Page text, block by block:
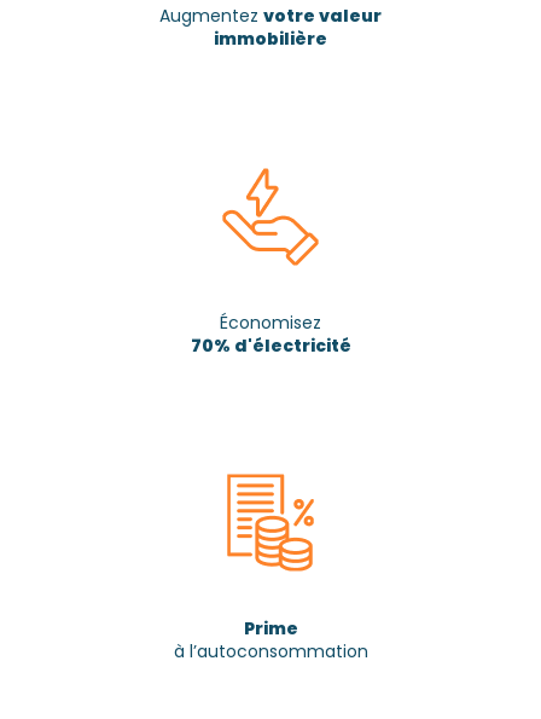
Augmentez votre valeur
immobilière
Économisez
70% d'électricité
Prime
à l’autoconsommation